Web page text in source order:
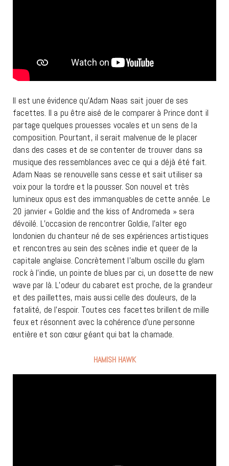
Il est une évidence qu’Adam Naas sait jouer de ses
facettes. Il a pu être aisé de le comparer à Prince dont il
partage quelques prouesses vocales et un sens de la
composition. Pourtant, il serait malvenue de le placer
dans des cases et de se contenter de trouver dans sa
musique des ressemblances avec ce qui a déjà été fait.
Adam Naas se renouvelle sans cesse et sait utiliser sa
voix pour la tordre et la pousser. Son nouvel et très
lumineux opus est des immanquables de cette année. Le
20 janvier « Goldie and the kiss of Andromeda » sera
dévoilé. L’occasion de rencontrer Goldie, l’alter ego
londonien du chanteur né de ses expériences artistiques
et rencontres au sein des scènes indie et queer de la
capitale anglaise. Concrètement l’album oscille du glam
rock à l’indie, un pointe de blues par ci, un dosette de new
wave par là. L’odeur du cabaret est proche, de la grandeur
et des paillettes, mais aussi celle des douleurs, de la
fatalité, de l’espoir. Toutes ces facettes brillent de mille
feux et résonnent avec la cohérence d’une personne
entière et son cœur géant qui bat la chamade.
HAMISH HAWK